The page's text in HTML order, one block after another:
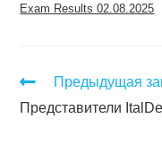
Exam Results 02.08.2025
Предыдущая
Представители